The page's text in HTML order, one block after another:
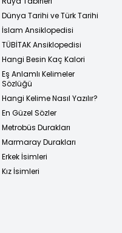
Dünya Tarihi ve Türk Tarihi
İslam Ansiklopedisi
TÜBİTAK Ansiklopedisi
Hangi Besin Kaç Kalori
Eş Anlamlı Kelimeler
Sözlüğü
Hangi Kelime Nasıl Yazılır?
En Güzel Sözler
Metrobüs Durakları
Marmaray Durakları
Erkek İsimleri
Kız İsimleri